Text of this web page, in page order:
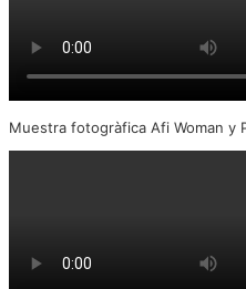
Muestra fotogràfica Afi Woman y